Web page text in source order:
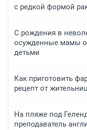
с редкой формой
С рождения в
осужденные мамы
детьми
Как приготовить
рецепт от
На пляже под
преподаватель